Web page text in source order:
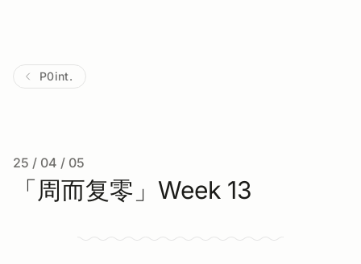
P0int.
25 / 04 / 05
「周而复零」Week 13